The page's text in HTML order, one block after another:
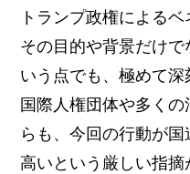
トランプ政権による
その目的や背景だけ
いう点でも、極めて深
国際人権団体や多く
らも、今回の行動が
高いという厳しい指摘